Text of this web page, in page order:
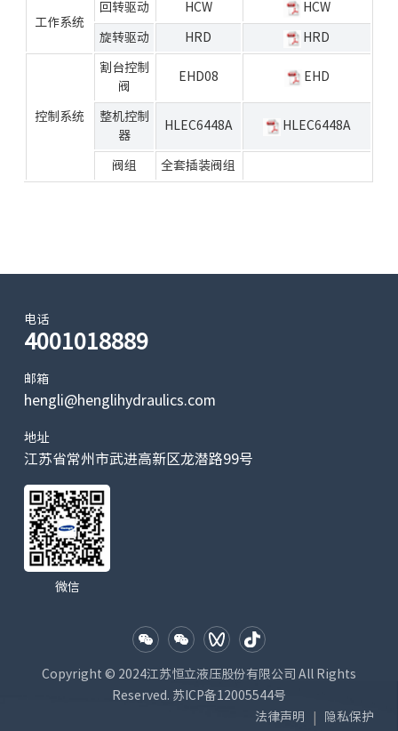
工作系统
回转驱动 HCW HCW
旋转驱动 HRD HRD
控制系统
割台控制
阀
EHD08 EHD
整机控制
器
HLEC6448A HLEC6448A
阀组 全套插装阀组
电话
4001018889
邮箱
hengli@henglihydraulics.com
地址
江苏省常州市武进高新区龙潜路99号
微信
Copyright © 2024江苏恒立液压股份有限公司 All Rights
Reserved. 苏ICP备12005544号
法律声明
隐私保护